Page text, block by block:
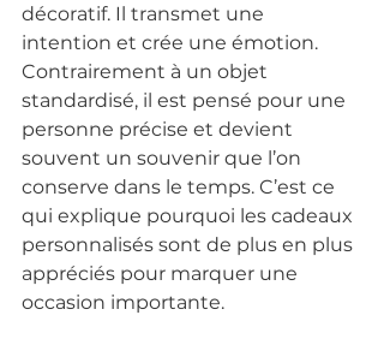
décoratif. Il transmet une
intention et crée une émotion.
Contrairement à un objet
standardisé, il est pensé pour une
personne précise et devient
souvent un souvenir que l’on
conserve dans le temps. C’est ce
qui explique pourquoi les cadeaux
personnalisés sont de plus en plus
appréciés pour marquer une
occasion importante.